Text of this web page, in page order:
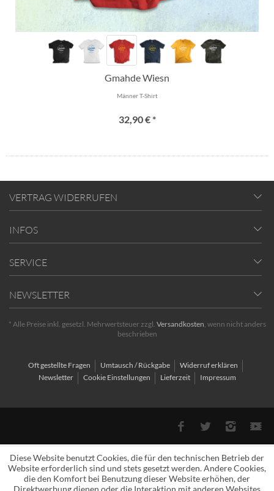
Gmahde Wiesn
Männer T-Shirt
32,90 € *
VERTRAG WIDERRUFEN
INFOS
SERVICE
NEWSLETTER
* Alle Preise inkl. gesetzl. Mehrwertsteuer zzgl. Versandkosten, wenn nicht anders
beschrieben
Oft gestellte Fragen Umtausch / Rückgabe
Widerruf erklären
Newsletter
Cookie Einstellungen Lieferzeit Impressum
Diese Website benutzt Cookies, die für den technischen Betrieb der
Website erforderlich sind und stets gesetzt werden. Andere Cookies,
die den Komfort bei Benutzung dieser Website erhöhen, der
Direktwerbung dienen oder die Interaktion mit anderen Websites